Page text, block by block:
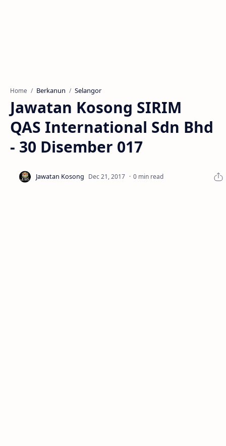
Home Berkanun Selangor
Jawatan Kosong SIRIM
QAS International Sdn Bhd
- 30 Disember 017
0 min read